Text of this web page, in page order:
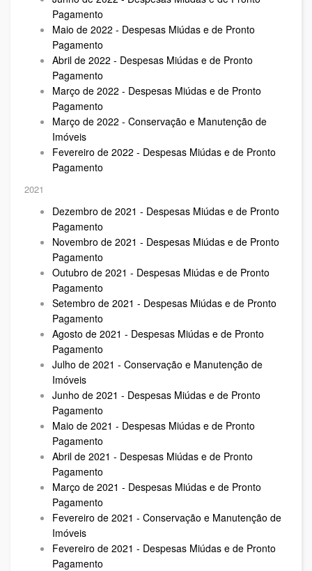
Pagamento
Maio de 2022 - Despesas Miúdas e de Pronto
Pagamento
Abril de 2022 - Despesas Miúdas e de Pronto
Pagamento
Março de 2022 - Despesas Miúdas e de Pronto
Pagamento
Março de 2022 - Conservação e Manutenção de
Imóveis
Fevereiro de 2022 - Despesas Miúdas e de Pronto
Pagamento
2021
Dezembro de 2021 - Despesas Miúdas e de Pronto
Pagamento
Novembro de 2021 - Despesas Miúdas e de Pronto
Pagamento
Outubro de 2021 - Despesas Miúdas e de Pronto
Pagamento
Setembro de 2021 - Despesas Miúdas e de Pronto
Pagamento
Agosto de 2021 - Despesas Miúdas e de Pronto
Pagamento
Julho de 2021 - Conservação e Manutenção de
Imóveis
Junho de 2021 - Despesas Miúdas e de Pronto
Pagamento
Maio de 2021 - Despesas Miúdas e de Pronto
Pagamento
Abril de 2021 - Despesas Miúdas e de Pronto
Pagamento
Março de 2021 - Despesas Miúdas e de Pronto
Pagamento
Fevereiro de 2021 - Conservação e Manutenção de
Imóveis
Fevereiro de 2021 - Despesas Miúdas e de Pronto
Pagamento